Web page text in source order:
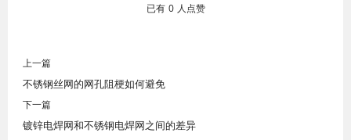
已有 0 人点赞
上一篇
不锈钢丝网的网孔阻梗如何避免
下一篇
镀锌电焊网和不锈钢电焊网之间的差异